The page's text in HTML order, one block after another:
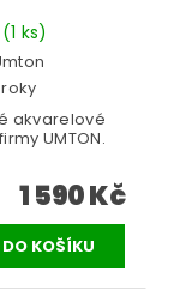
(1 ks)
akvarelové
UMTON.
1 590 Kč